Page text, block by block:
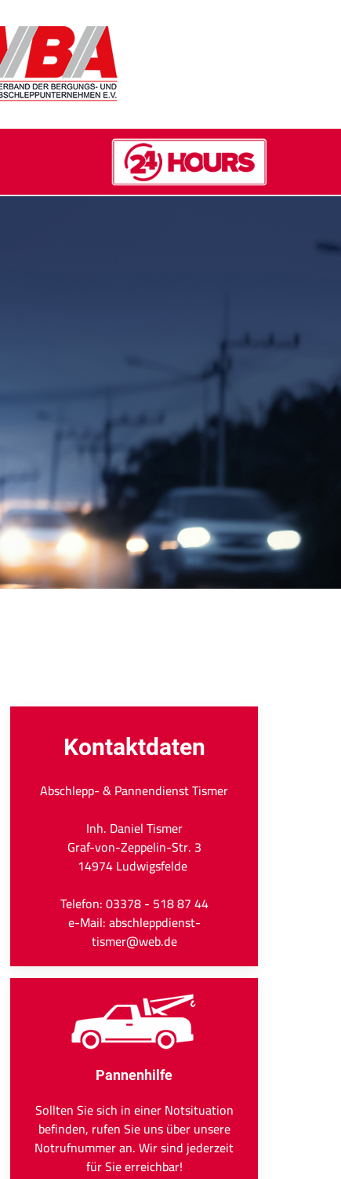
Kontaktdaten
Abschlepp- & Pannendienst Tismer
Inh. Daniel Tismer
Graf-von-Zeppelin-Str. 3
14974 Ludwigsfelde
Telefon: 03378 - 518 87 44
e-Mail: abschleppdienst-
tismer@web.de
Pannenhilfe
Sollten Sie sich in einer Notsituation
befinden, rufen Sie uns über unsere
Notrufnummer an. Wir sind jederzeit
für Sie erreichbar!